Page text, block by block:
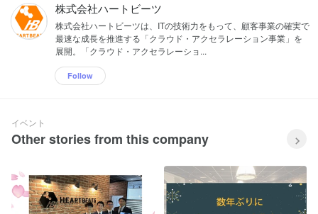
株式会社ハートビーツ
株式会社ハートビーツは、ITの技術力をもって、顧客事業の確実で
最速な成長を推進する「クラウド・アクセラレーション事業」を
展開。「クラウド・アクセラレーショ...
Follow
イベント
Other stories from this company